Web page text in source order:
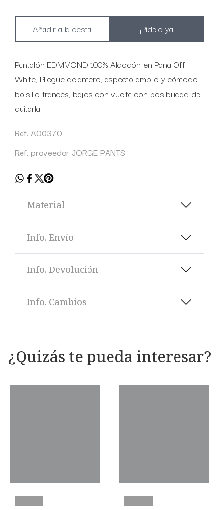
¡Pídelo ya!
Pantalón EDMMOND 100% Algodón en Pana Off
White, Pliegue delantero, aspecto amplio y cómodo,
bolsillo francés, bajos con vuelta con posibilidad de
quitarla.
Ref. A00370
Ref. proveedor JORGE PANTS
Material
Info. Envío
Info. Devolución
Info. Cambios
¿Quizás te pueda interesar?